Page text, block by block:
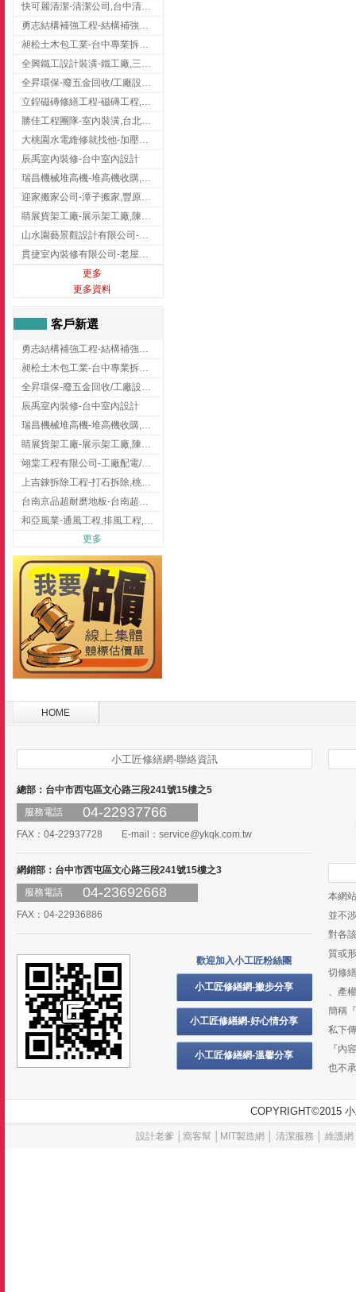
快可麗清潔-清潔公司,台中清潔公司,台中居家清潔
勇志結構補強工程-結構補強工程 ,桃園結構補強工程,龍潭結構補強工程
昶松土木包工業-台中專業拆除工程/挖土機出租
全興鐵工設計裝潢-鐵工廠,三峽鐵工廠,台北鐵工廠
全昇環保-廢五金回收/工廠設備收購/機械設備回收/高價收購廠房設備
立鍠磁磚修繕工程-磁磚工程,磁磚修補,新竹磁磚工程
勝佳工程團隊-室內裝潢,台北房屋裝修,三重室內裝修
大桃園水電維修就找他-加壓馬達,抽水馬達,桃園水電行,中壢水電
辰禹室內裝修-台中室內設計
瑞昌機械堆高機-堆高機收購,新北市堆高機,桃園堆高機
迎家搬家公司-潭子搬家,豐原搬家,大雅搬家,大甲搬家,台中推薦搬家,台中搬家
睛展貨架工廠-展示架工廠,陳列架,台中展示架工廠
山水園藝景觀設計有限公司-景觀工程,景觀設計,新竹園藝工程,新竹景觀設計
貫捷室內裝修有限公司-老屋翻新工程,台中老屋翻新工程,台中舊屋翻新
更多
更多資料
客戶新選
勇志結構補強工程-結構補強工程 ,桃園結構補強工程,龍潭結構補強工程
昶松土木包工業-台中專業拆除工程/挖土機出租
全昇環保-廢五金回收/工廠設備收購/機械設備回收/高價收購廠房設備
辰禹室內裝修-台中室內設計
瑞昌機械堆高機-堆高機收購,新北市堆高機,桃園堆高機
睛展貨架工廠-展示架工廠,陳列架,台中展示架工廠
翊棠工程有限公司-工廠配電/高雄消防機電公司
上吉錸拆除工程-打石拆除,桃園打石拆除,桃園拆除工程
台南京品超耐磨地板-台南超耐磨地板
和亞風業-通風工程,排風工程,彰化通風工程,彰化排風工程
更多
HOME
小工匠修繕網-聯絡資訊
總部：台中市西屯區文心路三段241號15樓之5
服務電話
04-22937766
FAX：04-22937728 E-mail： service@ykqk.com.tw
網銷部：台中市西屯區文心路三段241號15樓之3
服務電話
04-23692668
FAX：04-22936886
歡迎加入小工匠粉絲團
小工匠修繕網-撇步分享
小工匠修繕網-好心情分享
小工匠修繕網-溫馨分享
本網
並不
對各
質或
切修
、產
簡稱
私下
『內
也不
設計老爹 窩客幫│ MIT製造網 清潔服務 維護網